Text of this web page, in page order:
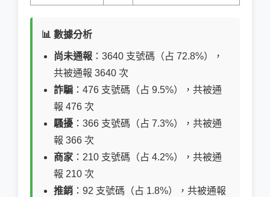
📊 數據分析
尚未通報 ：3640 支號碼（占 72.8%），
共被通報 3640 次
詐騙 ：476 支號碼（占 9.5%），共被通
報 476 次
騷擾 ：366 支號碼（占 7.3%），共被通
報 366 次
商家 ：210 支號碼（占 4.2%），共被通
報 210 次
推銷 ：92 支號碼（占 1.8%），共被通報